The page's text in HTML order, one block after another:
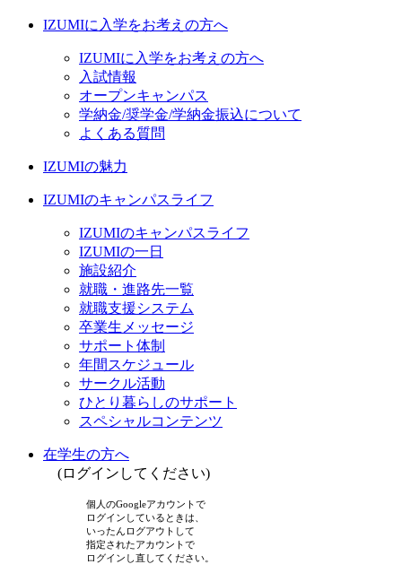
IZUMIに入学をお考えの方へ
IZUMIに入学をお考えの方へ
入試情報
オープンキャンパス
学納金/奨学金/学納金振込について
よくある質問
IZUMIの魅力
IZUMIのキャンパスライフ
IZUMIのキャンパスライフ
IZUMIの一日
施設紹介
就職・進路先一覧
就職支援システム
卒業生メッセージ
サポート体制
年間スケジュール
サークル活動
ひとり暮らしのサポート
スペシャルコンテンツ
在学生の方へ
(ログインしてください)
個人のGoogleアカウントで
ログインしているときは、
いったんログアウトして
指定されたアカウントで
ログインし直してください。